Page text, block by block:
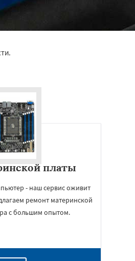
платы
- наш сервис оживит
ремонт материнской
с большим опытом.